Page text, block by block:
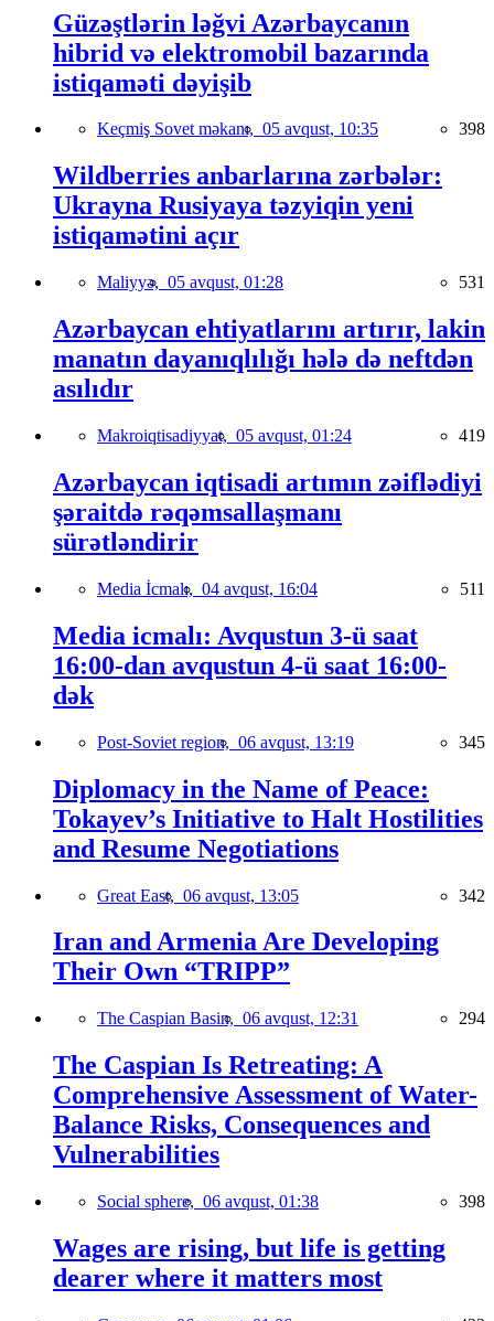
Güzəştlərin ləğvi Azərbaycanın
hibrid və elektromobil bazarında
istiqaməti dəyişib
Keçmiş Sovet məkanı, 05 avqust, 10:35 398
Wildberries anbarlarına zərbələr:
Ukrayna Rusiyaya təzyiqin yeni
istiqamətini açır
Maliyyə, 05 avqust, 01:28 531
Azərbaycan ehtiyatlarını artırır, lakin
manatın dayanıqlılığı hələ də neftdən
asılıdır
Makroiqtisadiyyat, 05 avqust, 01:24 419
Azərbaycan iqtisadi artımın zəiflədiyi
şəraitdə rəqəmsallaşmanı
sürətləndirir
Media İcmalı, 04 avqust, 16:04 511
Media icmalı: Avqustun 3-ü saat
16:00-dan avqustun 4-ü saat 16:00-
dək
Post-Soviet region, 06 avqust, 13:19 345
Diplomacy in the Name of Peace:
Tokayev’s Initiative to Halt Hostilities
and Resume Negotiations
Great East, 06 avqust, 13:05 342
Iran and Armenia Are Developing
Their Own “TRIPP”
The Caspian Basin, 06 avqust, 12:31 294
The Caspian Is Retreating: A
Comprehensive Assessment of Water-
Balance Risks, Consequences and
Vulnerabilities
Social sphere, 06 avqust, 01:38 398
Wages are rising, but life is getting
dearer where it matters most